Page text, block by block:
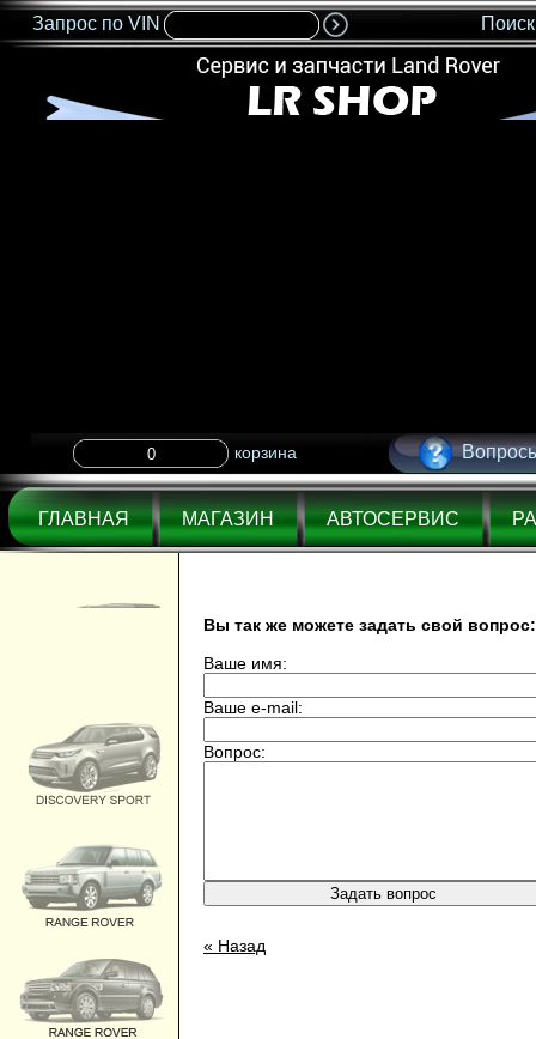
Запрос по VIN
ГЛАВНАЯ МАГАЗИН АВТОСЕРВИС
корзина
Вы так же можете задать свой вопрос:
Ваше имя:
Ваше e-mail:
Вопрос:
« Назад